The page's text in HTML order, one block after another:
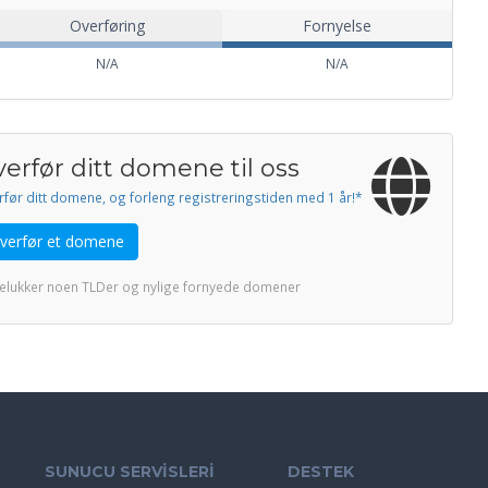
Overføring Fornyelse
N/A N/A
ditt domene til oss
ditt domene, og forleng registreringstiden med 1 år!*
et domene
noen TLDer og nylige fornyede domener
SUNUCU SERVİSLERİ DESTEK